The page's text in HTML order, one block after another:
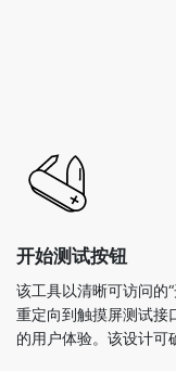
开始测试按钮
该工具以清晰可访问的
重定向到触摸屏测试接
的用户体验。该设计可